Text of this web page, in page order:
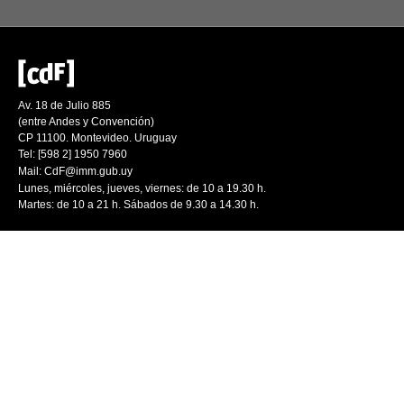
Av. 18 de Julio 885
(entre Andes y Convención)
CP 11100. Montevideo. Uruguay
Tel: [598 2] 1950 7960
Mail: CdF@imm.gub.uy
Lunes, miércoles, jueves, viernes: de 10 a 19.30 h.
Martes: de 10 a 21 h. Sábados de 9.30 a 14.30 h.